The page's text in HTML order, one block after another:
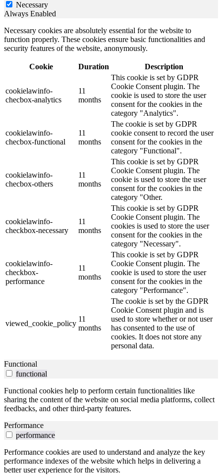
Necessary
Always Enabled
Necessary cookies are absolutely essential for the website to
function properly. These cookies ensure basic functionalities and
security features of the website, anonymously.
Cookie Duration Description
cookielawinfo-
checbox-analytics
11
months
This cookie is set by GDPR
Cookie Consent plugin. The
cookie is used to store the user
consent for the cookies in the
category "Analytics".
cookielawinfo-
checbox-functional
11
months
The cookie is set by GDPR
cookie consent to record the user
consent for the cookies in the
category "Functional".
cookielawinfo-
checbox-others
11
months
This cookie is set by GDPR
Cookie Consent plugin. The
cookie is used to store the user
consent for the cookies in the
category "Other.
cookielawinfo-
checkbox-necessary
11
months
This cookie is set by GDPR
Cookie Consent plugin. The
cookies is used to store the user
consent for the cookies in the
category "Necessary".
cookielawinfo-
checkbox-
performance
11
months
This cookie is set by GDPR
Cookie Consent plugin. The
cookie is used to store the user
consent for the cookies in the
category "Performance".
viewed_cookie_policy
11
months
The cookie is set by the GDPR
Cookie Consent plugin and is
used to store whether or not user
has consented to the use of
cookies. It does not store any
personal data.
Functional
functional
Functional cookies help to perform certain functionalities like
sharing the content of the website on social media platforms, collect
feedbacks, and other third-party features.
Performance
performance
Performance cookies are used to understand and analyze the key
performance indexes of the website which helps in delivering a
better user experience for the visitors.